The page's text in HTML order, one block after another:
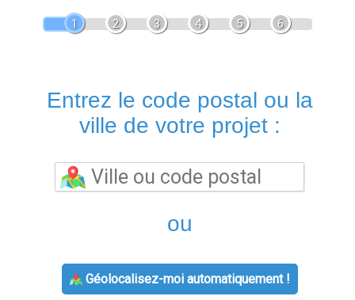
1 2 3 4 5 6
Entrez le code postal ou la
ville de votre projet :
ou
Géolocalisez-moi automatiquement !